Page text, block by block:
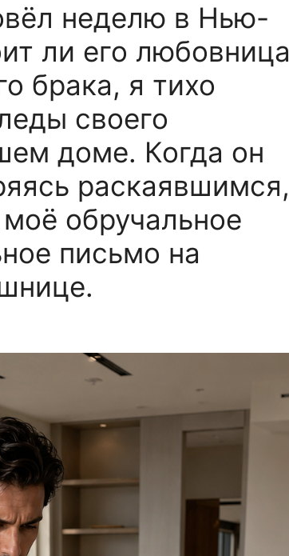
неделю в Нью-
ли его любовница
брака, я тихо
своего
доме. Когда он
раскаявшимся,
обручальное
письмо на